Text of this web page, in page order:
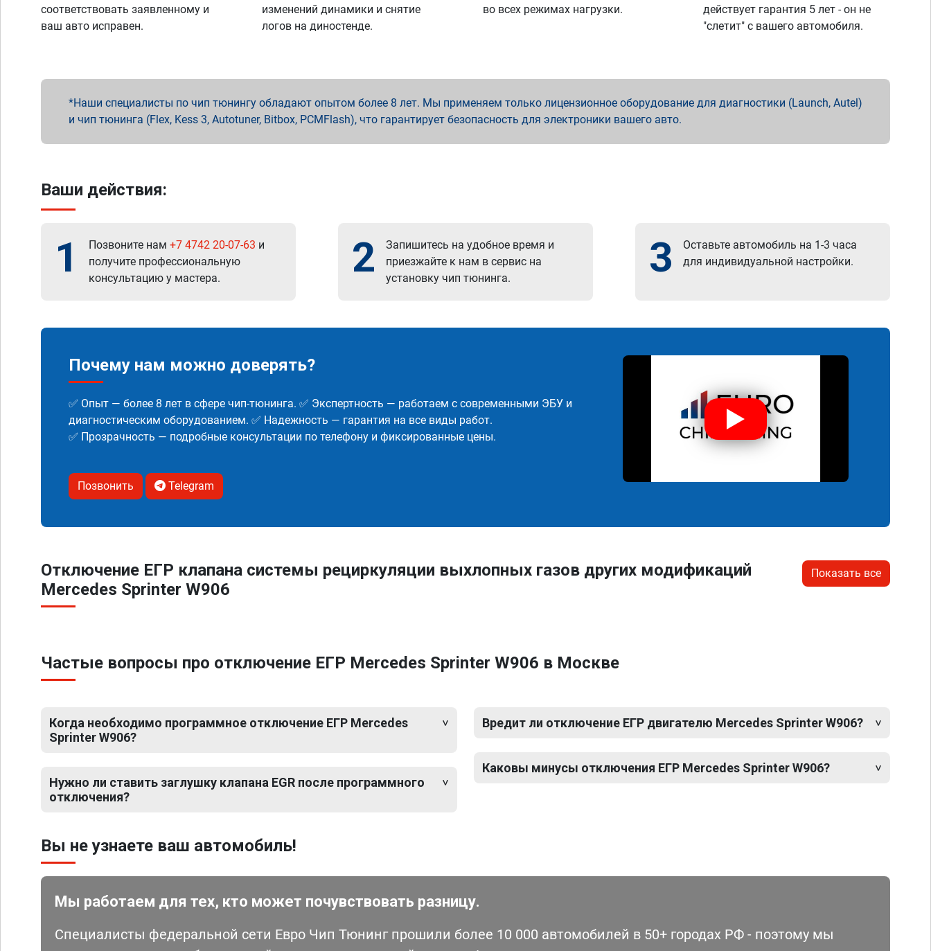
соответствовать заявленному и
ваш авто исправен.
изменений динамики и снятие
логов на диностенде.
во всех режимах нагрузки.
действует гарантия 5 лет - он не
"слетит" с вашего автомобиля.
Наши специалисты по чип тюнингу обладают опытом более 8 лет. Мы применяем только лицензионное оборудование для диагностики (Launch, Autel)
и чип тюнинга (Flex, Kess 3, Autotuner, Bitbox, PCMFlash), что гарантирует безопасность для электроники вашего авто.
Ваши действия:
1 Позвоните нам +7 4742 20-07-63 и
получите профессиональную
консультацию у мастера.
2
Запишитесь на удобное время и
приезжайте к нам в сервис на
установку чип тюнинга.
3
Оставьте автомобиль на 1-3 часа
для индивидуальной настройки.
Почему нам можно доверять?
✅ Опыт — более 8 лет в сфере чип-тюнинга. ✅ Экспертность — работаем с современными ЭБУ и
диагностическим оборудованием. ✅ Надежность — гарантия на все виды работ.
✅ Прозрачность — подробные консультации по телефону и фиксированные цены.
Позвонить Telegram
Отключение ЕГР клапана системы рециркуляции выхлопных газов других модификаций
Mercedes Sprinter W906
Показать все
Частые вопросы про отключение ЕГР Mercedes Sprinter W906 в Москве
Когда необходимо программное отключение ЕГР Mercedes
Sprinter W906?
Нужно ли ставить заглушку клапана EGR после программного
отключения?
Вредит ли отключение ЕГР двигателю Mercedes Sprinter W906?
Каковы минусы отключения ЕГР Mercedes Sprinter W906?
Вы не узнаете ваш автомобиль!
Мы работаем для тех, кто может почувствовать разницу.
Специалисты федеральной сети Евро Чип Тюнинг прошили более 10 000 автомобилей в 50+ городах РФ - поэтому мы